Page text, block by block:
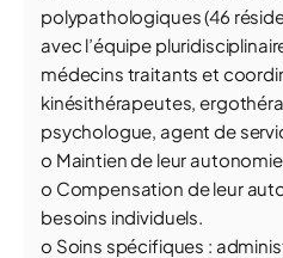
polypathologiques (46
avec l’équipe
médecins traitants et
kinésithérapeutes,
psychologue, agent de
o Maintien de leur
o Compensation de leur
besoins individuels.
o Soins spécifiques :